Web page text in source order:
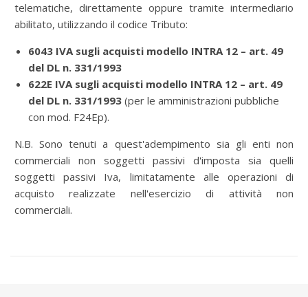
telematiche, direttamente oppure tramite intermediario
abilitato, utilizzando il codice Tributo:
6043 IVA sugli acquisti modello INTRA 12 – art. 49
del DL n. 331/1993
622E IVA sugli acquisti modello INTRA 12 – art. 49
del DL n. 331/1993 (per le amministrazioni pubbliche
con mod. F24Ep).
N.B. Sono tenuti a quest'adempimento sia gli enti non
commerciali non soggetti passivi d'imposta sia quelli
soggetti passivi Iva, limitatamente alle operazioni di
acquisto realizzate nell'esercizio di attività non
commerciali.